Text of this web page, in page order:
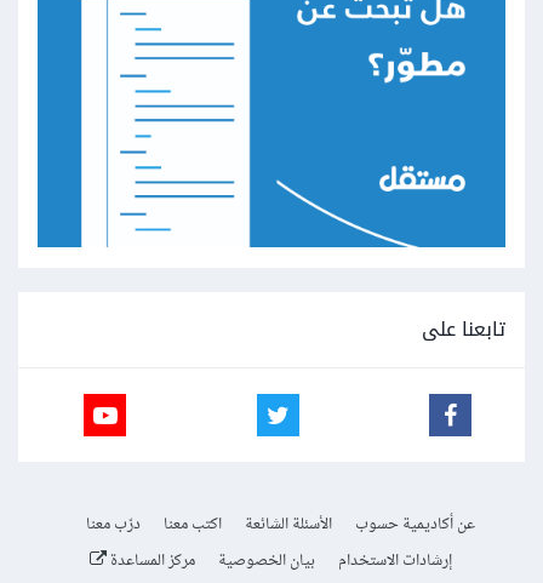
تابعنا على
عن أكاديمية حسوب الأسئلة الشائعة اكتب معنا
درّب معنا
إرشادات الاستخدام
بيان الخصوصية مركز المساعدة